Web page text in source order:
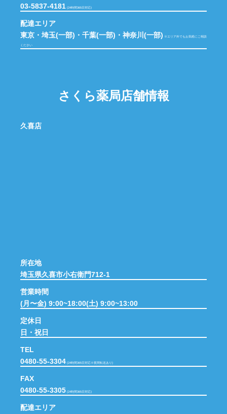
03-5837-4181 (24時間365日対応)
配達エリア
東京・埼玉(一部)・千葉(一部)・神奈川(一部)
※エリア外でもお気軽にご相談
ください
さくら薬局店舗情報
久喜店
所在地
埼玉県久喜市小右衛門712-1
営業時間
(月〜金) 9:00~18:00(土) 9:00~13:00
定休日
日・祝日
TEL
0480-55-3304 (24時間365日対応※夜間転送あり)
FAX
0480-55-3305 (24時間365日対応)
配達エリア